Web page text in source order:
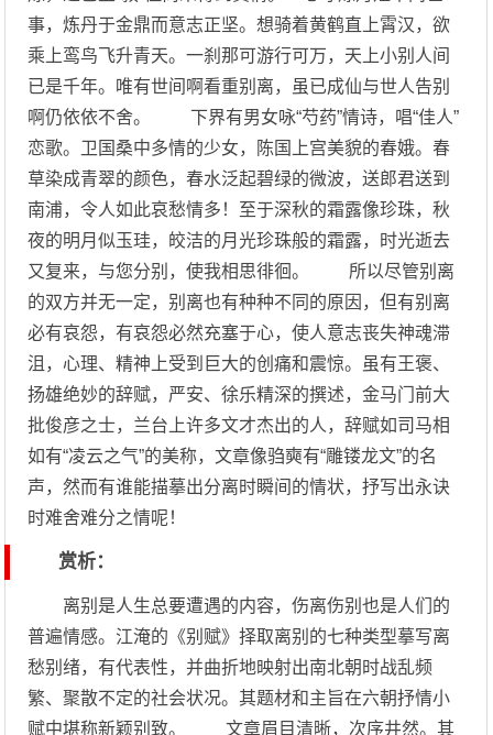
事，炼丹于金鼎而意志正坚。想骑着黄鹤直上霄汉，欲
乘上鸾鸟飞升青天。一刹那可游行可万，天上小别人间
已是千年。唯有世间啊看重别离，虽已成仙与世人告别
啊仍依依不舍。 下界有男女咏“芍药”情诗，唱“佳人”
恋歌。卫国桑中多情的少女，陈国上宫美貌的春娥。春
草染成青翠的颜色，春水泛起碧绿的微波，送郎君送到
南浦，令人如此哀愁情多！至于深秋的霜露像珍珠，秋
夜的明月似玉珪，皎洁的月光珍珠般的霜露，时光逝去
又复来，与您分别，使我相思徘徊。 所以尽管别离
的双方并无一定，别离也有种种不同的原因，但有别离
必有哀怨，有哀怨必然充塞于心，使人意志丧失神魂滞
沮，心理、精神上受到巨大的创痛和震惊。虽有王褒、
扬雄绝妙的辞赋，严安、徐乐精深的撰述，金马门前大
批俊彦之士，兰台上许多文才杰出的人，辞赋如司马相
如有“凌云之气”的美称，文章像驺奭有“雕镂龙文”的名
声，然而有谁能描摹出分离时瞬间的情状，抒写出永诀
时难舍难分之情呢！
赏析：
离别是人生总要遭遇的内容，伤离伤别也是人们的
普遍情感。江淹的《别赋》择取离别的七种类型摹写离
愁别绪，有代表性，并曲折地映射出南北朝时战乱频
繁、聚散不定的社会状况。其题材和主旨在六朝抒情小
赋中堪称新颖别致。 文章眉目清晰，次序井然。其